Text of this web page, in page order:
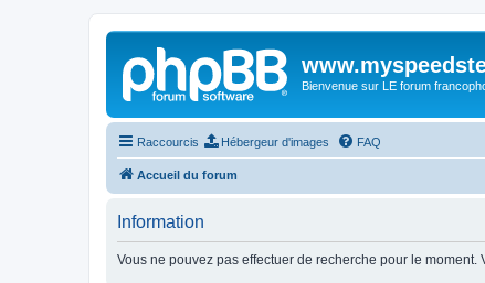
Bienvenue sur LE forum
Raccourcis Hébergeur d'images FAQ
Accueil du forum
Information
Vous ne pouvez pas effectuer de recherche pour le moment.